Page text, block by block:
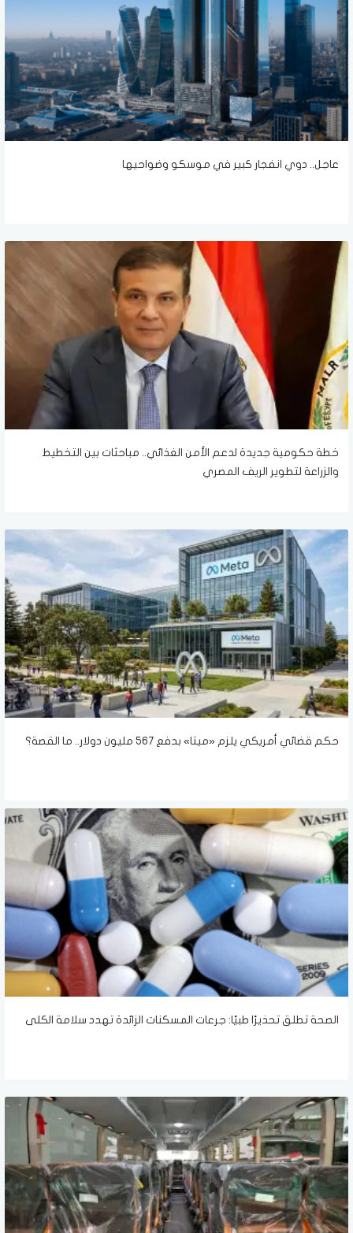
عاجل.. دوي انفجار كبير في موسكو وضواحيها
خطة حكومية جديدة لدعم الأمن الغذائي.. مباحثات بين التخطيط
والزراعة لتطوير الريف المصري
حكم قضائي أمريكي يلزم «ميتا» بدفع 567 مليون دولار.. ما القصة؟
الصحة تطلق تحذيرًا طبيًا: جرعات المسكنات الزائدة تهدد سلامة الكلى